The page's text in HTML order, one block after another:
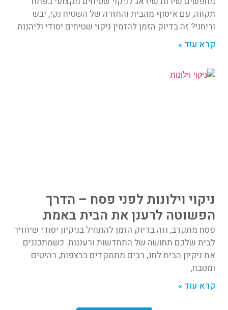
תקווה, עם איסוף מהבית והחזרה של השטיח נקי, יבש
וריחני? זה בדיוק הזמן להזמין ניקוי שטיחים יסודי וליהנות
קרא עוד »
ניקוי וילונות לפני פסח – הדרך
הפשוטה לרענן את הבית באמת
פסח מתקרב, וזה בדיוק הזמן להתחיל בניקיון יסודי שיחזיר
לבית שלכם תחושה של התחדשות ורעננות. כשמתכננים
את ניקיון הבית לחג, רבים מתמקדים ברצפות, רהיטים
ומטבח,
קרא עוד »